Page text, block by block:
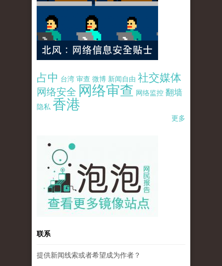
占中 台湾 审查 微博 新闻自由 社交媒体
网络安全 网络审查 网络监控 翻墙
隐私 香港
更多
pao-pao-banner-mirror-site-120814.jpg
联系
提供新闻线索或者希望成为作者？